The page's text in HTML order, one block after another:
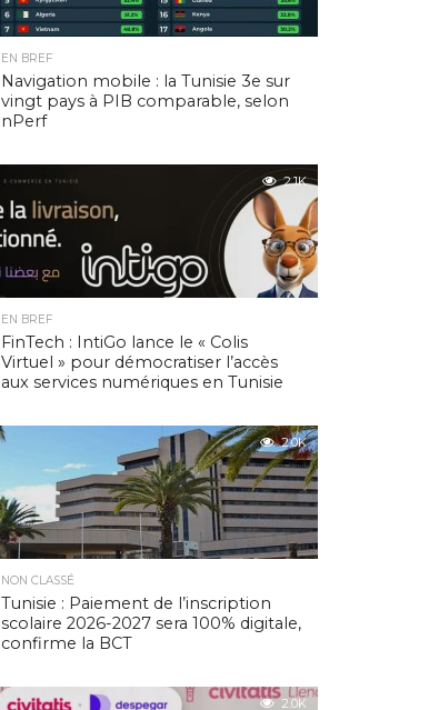
EN BREF
Navigation mobile : la Tunisie 3e sur
vingt pays à PIB comparable, selon
nPerf
2.1K
EN BREF
FinTech : IntiGo lance le « Colis
Virtuel » pour démocratiser l’accès
aux services numériques en Tunisie
2.0K
NON CLASSÉ
Tunisie : Paiement de l’inscription
scolaire 2026-2027 sera 100% digitale,
confirme la BCT
2.0K